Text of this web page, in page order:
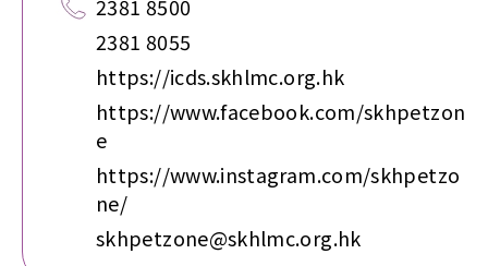
2381 8500
2381 8055
https://icds.skhlmc.org.hk
https://www.facebook.com/skhpetzon
e
https://www.instagram.com/skhpetzo
ne/
skhpetzone@skhlmc.org.hk